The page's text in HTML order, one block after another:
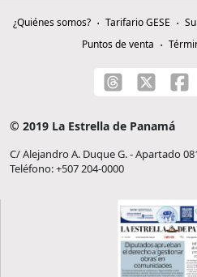
¿Quiénes somos? Tarifario GESE
Puntos de venta
© 2019 La Estrella de Panamá
C/ Alejandro A. Duque G. - Apartado
Teléfono: +507 204-0000